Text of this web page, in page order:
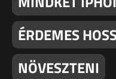
ÉRDEMES
NÖVESZTENI